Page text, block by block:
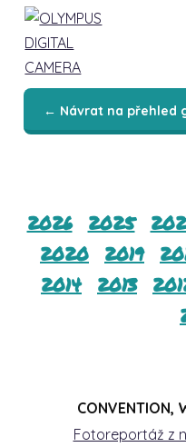
← Návrat na přehled
2026 2025
2020
2019
2014
2013
CONVENTION,
Fotoreportáž z